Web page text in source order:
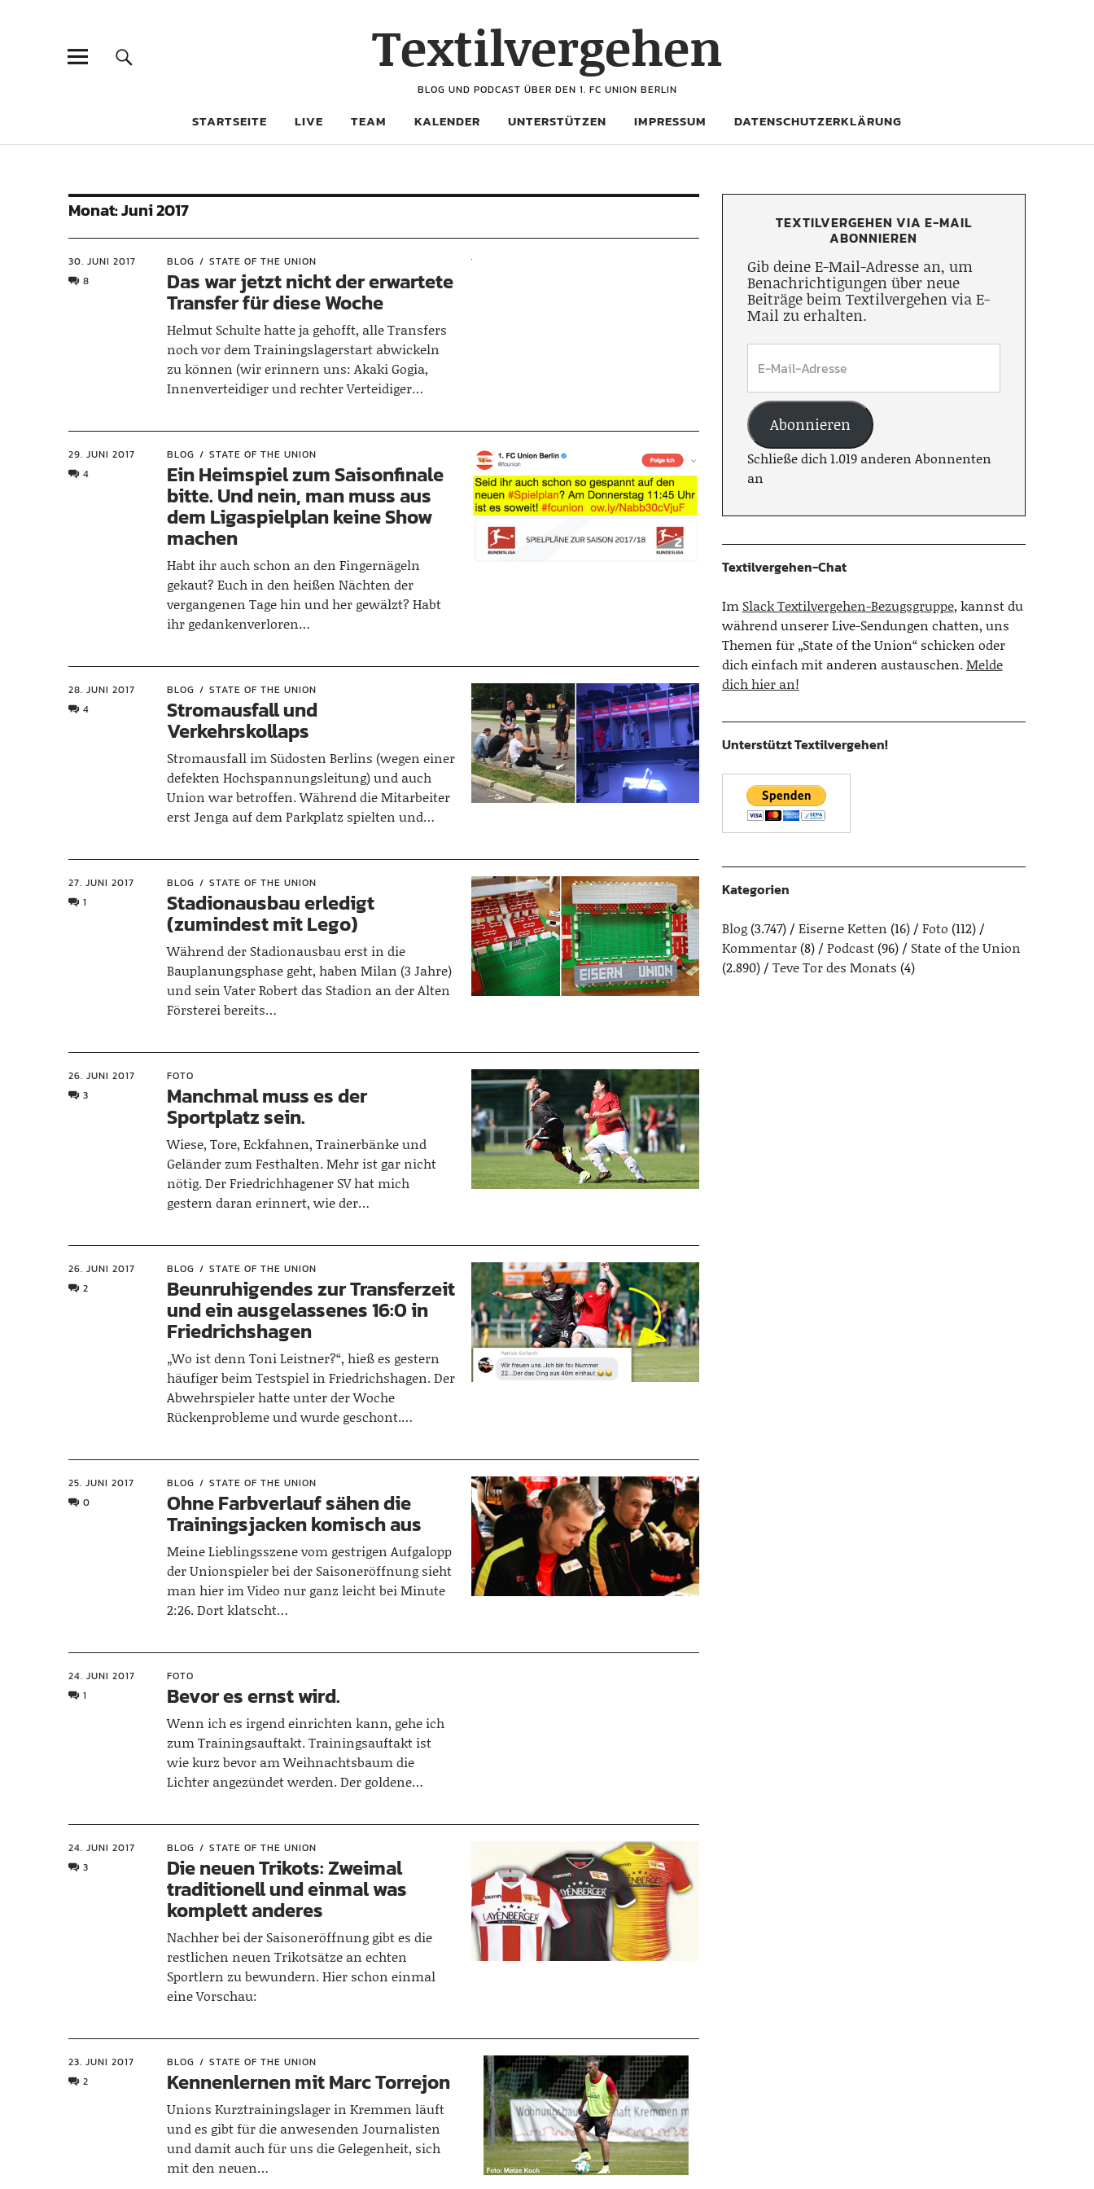
Textilvergehen
BLOG UND PODCAST ÜBER DEN 1. FC UNION BERLIN
STARTSEITE LIVE TEAM KALENDER UNTERSTÜTZEN IMPRESSUM DATENSCHUTZERKLÄRUNG
Monat:Juni 2017
30. JUNI 2017
8
BLOG STATE OF THE UNION
Das war jetzt nicht der erwartete
Transfer für diese Woche
Helmut Schulte hatte ja gehofft, alle Transfers
noch vor dem Trainingslagerstart abwickeln
zu können (wir erinnern uns: Akaki Gogia,
Innenverteidiger und rechter Verteidiger…
29. JUNI 2017
4
BLOG STATE OF THE UNION
Ein Heimspiel zum Saisonfinale
bitte. Und nein, man muss aus
dem Ligaspielplan keine Show
machen
Habt ihr auch schon an den Fingernägeln
gekaut? Euch in den heißen Nächten der
vergangenen Tage hin und her gewälzt? Habt
ihr gedankenverloren…
28. JUNI 2017
4
BLOG STATE OF THE UNION
Stromausfall und
Verkehrskollaps
Stromausfall im Südosten Berlins (wegen einer
defekten Hochspannungsleitung) und auch
Union war betroffen. Während die Mitarbeiter
erst Jenga auf dem Parkplatz spielten und…
27. JUNI 2017
1
BLOG STATE OF THE UNION
Stadionausbau erledigt
(zumindest mit Lego)
Während der Stadionausbau erst in die
Bauplanungsphase geht, haben Milan (3 Jahre)
und sein Vater Robert das Stadion an der Alten
Försterei bereits…
26. JUNI 2017
3
FOTO
Manchmal muss es der
Sportplatz sein.
Wiese, Tore, Eckfahnen, Trainerbänke und
Geländer zum Festhalten. Mehr ist gar nicht
nötig. Der Friedrichhagener SV hat mich
gestern daran erinnert, wie der…
26. JUNI 2017
2
BLOG STATE OF THE UNION
Beunruhigendes zur Transferzeit
und ein ausgelassenes 16:0 in
Friedrichshagen
„Wo ist denn Toni Leistner?“, hieß es gestern
häufiger beim Testspiel in Friedrichshagen. Der
Abwehrspieler hatte unter der Woche
Rückenprobleme und wurde geschont.…
25. JUNI 2017
0
BLOG STATE OF THE UNION
Ohne Farbverlauf sähen die
Trainingsjacken komisch aus
Meine Lieblingsszene vom gestrigen Aufgalopp
der Unionspieler bei der Saisoneröffnung sieht
man hier im Video nur ganz leicht bei Minute
2:26. Dort klatscht…
24. JUNI 2017
1
FOTO
Bevor es ernst wird.
Wenn ich es irgend einrichten kann, gehe ich
zum Trainingsauftakt. Trainingsauftakt ist
wie kurz bevor am Weihnachtsbaum die
Lichter angezündet werden. Der goldene…
24. JUNI 2017
3
BLOG STATE OF THE UNION
Die neuen Trikots: Zweimal
traditionell und einmal was
komplett anderes
Nachher bei der Saisoneröffnung gibt es die
restlichen neuen Trikotsätze an echten
Sportlern zu bewundern. Hier schon einmal
eine Vorschau:
23. JUNI 2017
2
BLOG STATE OF THE UNION
Kennenlernen mit Marc Torrejon
Unions Kurztrainingslager in Kremmen läuft
und es gibt für die anwesenden Journalisten
und damit auch für uns die Gelegenheit, sich
mit den neuen…
TEXTILVERGEHEN VIA E-MAIL
ABONNIEREN
Gib deine E-Mail-Adresse an, um
Benachrichtigungen über neue
Beiträge beim Textilvergehen via E-
Mail zu erhalten.
Abonnieren
Schließe dich 1.019 anderen Abonnenten
an
Textilvergehen-Chat
Im Slack Textilvergehen-Bezugsgruppe, kannst du
während unserer Live-Sendungen chatten, uns
Themen für „State of the Union“ schicken oder
dich einfach mit anderen austauschen.Melde
dich hier an!
Unterstützt Textilvergehen!
Kategorien
Blog(3.747) Eiserne Ketten (16) Foto (112)
Kommentar(8) Podcast(96)
State of the Union
(2.890)
Teve Tor des Monats (4)